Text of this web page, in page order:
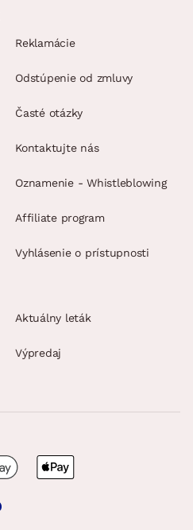
Reklamácie
Odstúpenie od zmluvy
Časté otázky
Kontaktujte nás
Oznamenie - Whistleblowing
Affiliate program
Vyhlásenie o prístupnosti
Aktuálny leták
Výpredaj